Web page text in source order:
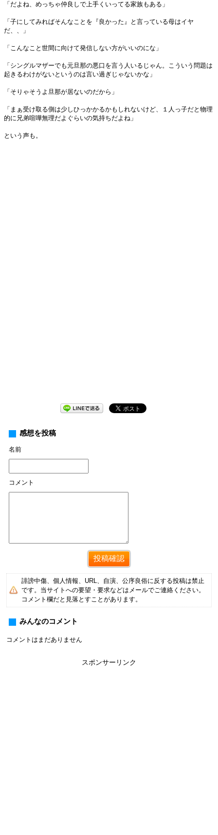
「だよね、めっちゃ仲良しで上手くいってる家族もある」
「子にしてみればそんなことを『良かった』と言っている母はイヤ
だ、、」
「こんなこと世間に向けて発信しない方がいいのにな」
「シングルマザーでも元旦那の悪口を言う人いるじゃん。こういう問題は
起きるわけがないというのは言い過ぎじゃないかな」
「そりゃそうよ旦那が居ないのだから」
「まぁ受け取る側は少しひっかかるかもしれないけど、１人っ子だと物理
的に兄弟喧嘩無理だよぐらいの気持ちだよね」
という声も。
感想を投稿
名前
コメント
誹謗中傷、個人情報、URL、自演、公序良俗に反する投稿は禁止
です。当サイトへの要望・要求などはメールでご連絡ください。
コメント欄だと見落とすことがあります。
みんなのコメント
コメントはまだありません
スポンサーリンク